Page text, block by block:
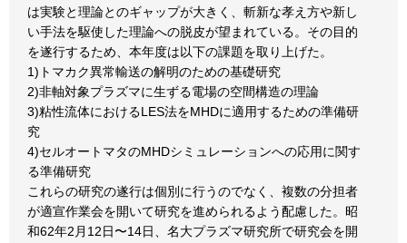
は実験と理論とのギャップが大きく、斬新な孝え方や新し
い手法を駆使した理論への脱皮が望まれている。その目的
を遂行するため、本年度は以下の課題を取り上げた。
1)トマカク異常輸送の解明のための基礎研究
2)非軸対象プラズマに生ずる電場の空間構造の理論
3)粘性流体におけるLES法をMHDに適用するための準備研
究
4)セルオートマタのMHDシミュレーションへの応用に関す
る準備研究
これらの研究の遂行は個別に行うのでなく、複数の分担者
が適宣作業会を開いて研究を進められるよう配慮した。昭
和62年2月12日〜14日、名大プラズマ研究所で研究会を開